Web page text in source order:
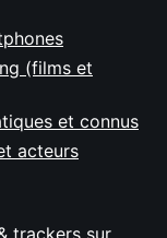
(films et
et connus
acteurs
trackers sur